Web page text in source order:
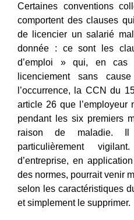
Certaines conventions
comportent des clauses
de licencier un salarié
donnée : ce sont les
d’emploi » qui, en cas
licenciement sans
l’occurrence, la CCN du
article 26 que
pendant les six premiers
raison de maladie. Il
particulièrement
d’entreprise, en
des normes, pourrait venir
selon les caractéristiques
et simplement le supprimer.